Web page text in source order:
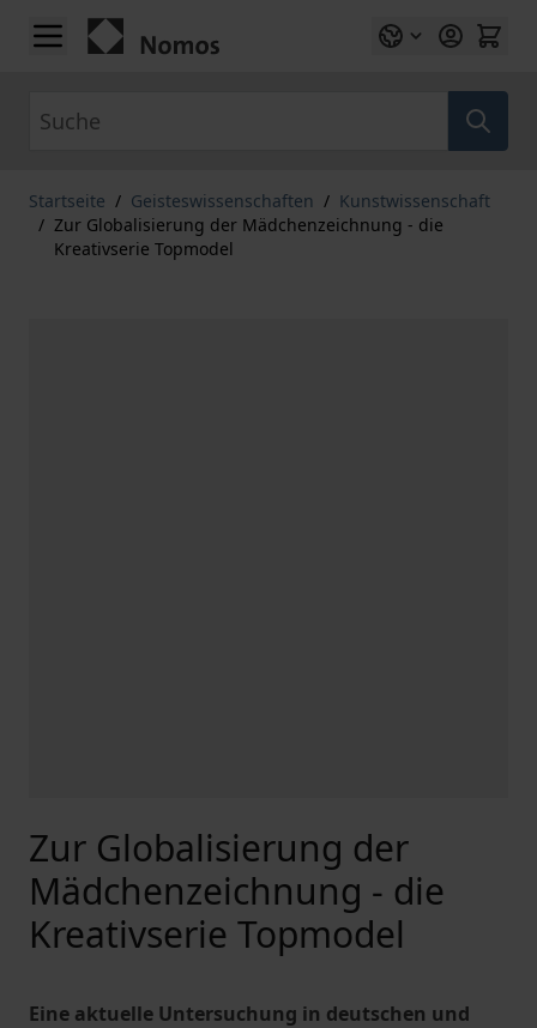
Zum Inhalt springen
Startseite / Geisteswissenschaften / Kunstwissenschaft
/ Zur Globalisierung der Mädchenzeichnung - die
Kreativserie Topmodel
Zur Globalisierung der
Mädchenzeichnung - die
Kreativserie Topmodel
Eine aktuelle Untersuchung in deutschen und